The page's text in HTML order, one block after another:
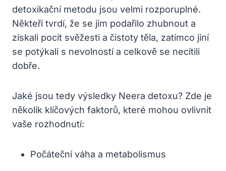
detoxikační metodu jsou velmi rozporuplné.
Někteří tvrdí, že se jim podařilo zhubnout a
získali pocit svěžesti a čistoty těla, zatímco jiní
se potýkali s nevolností a celkově se necítili
dobře.
Jaké jsou tedy výsledky Neera detoxu? Zde je
několik klíčových faktorů, které mohou ovlivnit
vaše rozhodnutí:
Počáteční váha a metabolismus